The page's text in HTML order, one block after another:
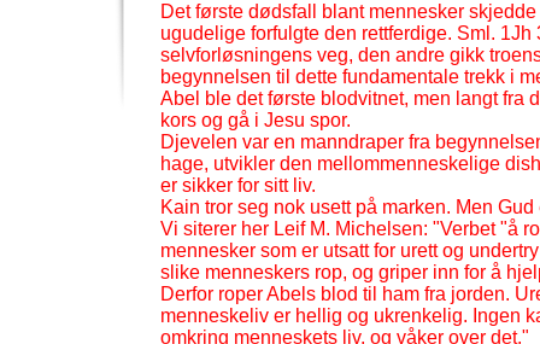
Det første dødsfall blant mennesker
ugudelige forfulgte den rettferdige. Sml.
selvforløsningens veg, den andre gikk
begynnelsen til dette fundamentale trekk i
Abel ble det første blodvitnet, men langt fra
kors og gå i Jesu spor.
Djevelen var en manndraper fra
hage, utvikler den mellommenneskelige
er sikker for sitt liv.
Kain tror seg nok usett på marken. Men
Vi siterer her Leif M. Michelsen: "Verbet "å
mennesker som er utsatt for urett og
slike menneskers rop, og griper inn for å
Derfor roper Abels blod til ham fra jorden.
menneskeliv er hellig og ukrenkelig. Ingen
omkring menneskets liv, og våker over det."